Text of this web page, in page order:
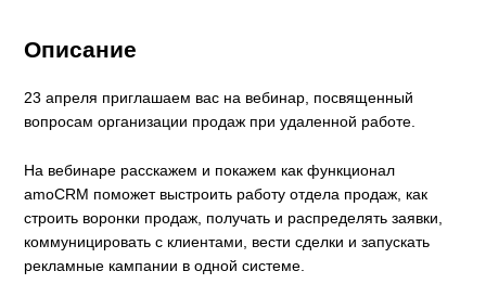
Описание
23 апреля приглашаем вас на вебинар, посвященный
вопросам организации продаж при удаленной работе.
На вебинаре расскажем и покажем как функционал
amoCRM поможет выстроить работу отдела продаж, как
строить воронки продаж, получать и распределять заявки,
коммуницировать с клиентами, вести сделки и запускать
рекламные кампании в одной системе.